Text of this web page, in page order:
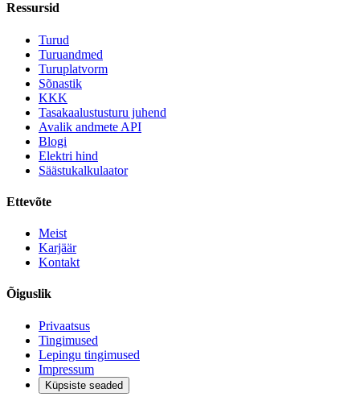
Ressursid
Turud
Turuandmed
Turuplatvorm
Sõnastik
KKK
Tasakaalustusturu juhend
Avalik andmete API
Blogi
Elektri hind
Säästukalkulaator
Ettevõte
Meist
Karjäär
Kontakt
Õiguslik
Privaatsus
Tingimused
Lepingu tingimused
Impressum
Küpsiste seaded